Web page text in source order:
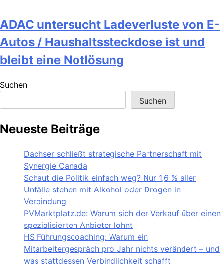
ADAC untersucht Ladeverluste von E-
Autos / Haushaltssteckdose ist und
bleibt eine Notlösung
Suchen
Suchen
Neueste Beiträge
Dachser schließt strategische Partnerschaft mit
Synergie Canada
Schaut die Politik einfach weg? Nur 1,6 % aller
Unfälle stehen mit Alkohol oder Drogen in
Verbindung
PVMarktplatz.de: Warum sich der Verkauf über einen
spezialisierten Anbieter lohnt
HS Führungscoaching: Warum ein
Mitarbeitergespräch pro Jahr nichts verändert – und
was stattdessen Verbindlichkeit schafft